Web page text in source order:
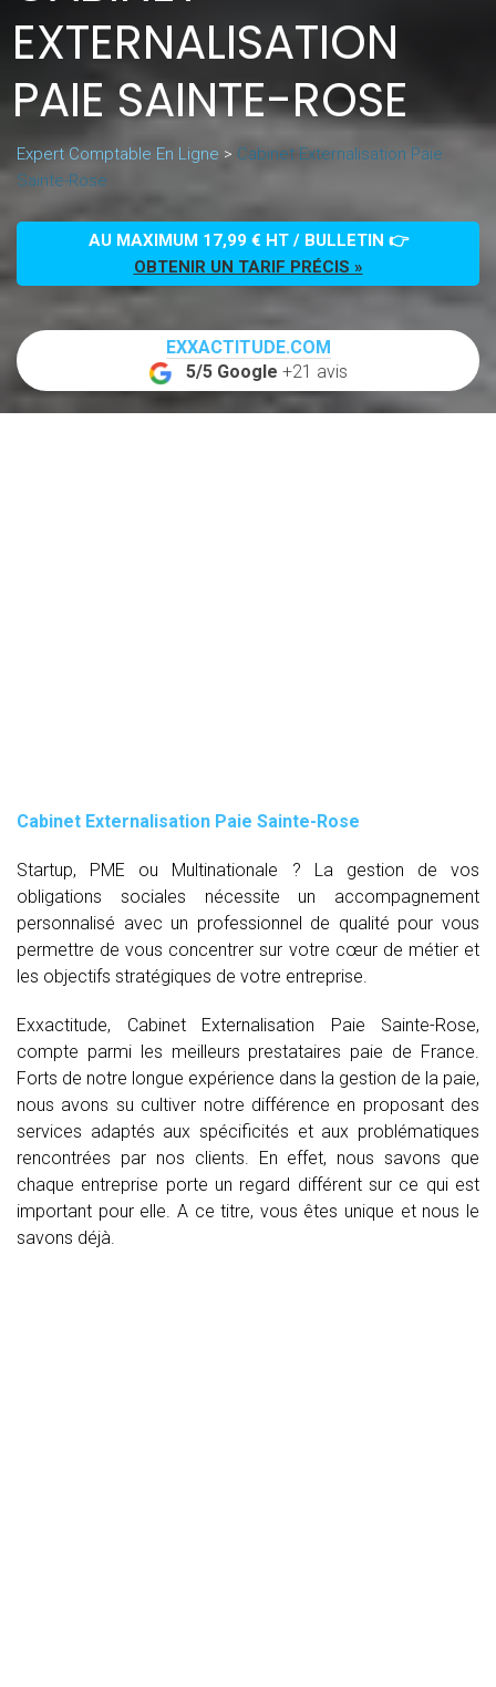
EXTERNALISATION
PAIE SAINTE-ROSE
Expert Comptable En Ligne > Cabinet Externalisation Paie
Sainte-Rose
AU MAXIMUM 17,99 € HT / BULLETIN 👉
OBTENIR UN TARIF PRÉCIS »
EXXACTITUDE.COM
5/5 Google +21 avis
Cabinet Externalisation Paie Sainte-Rose
Startup, PME ou Multinationale ? La gestion de vos
obligations sociales nécessite un accompagnement
personnalisé avec un professionnel de qualité pour vous
permettre de vous concentrer sur votre cœur de métier et
les objectifs stratégiques de votre entreprise.
Exxactitude, Cabinet Externalisation Paie Sainte-Rose,
compte parmi les meilleurs prestataires paie de France.
Forts de notre longue expérience dans la gestion de la paie,
nous avons su cultiver notre différence en proposant des
services adaptés aux spécificités et aux problématiques
rencontrées par nos clients. En effet, nous savons que
chaque entreprise porte un regard différent sur ce qui est
important pour elle. A ce titre, vous êtes unique et nous le
savons déjà.